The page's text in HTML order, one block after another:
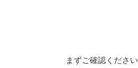
まずご確認ください